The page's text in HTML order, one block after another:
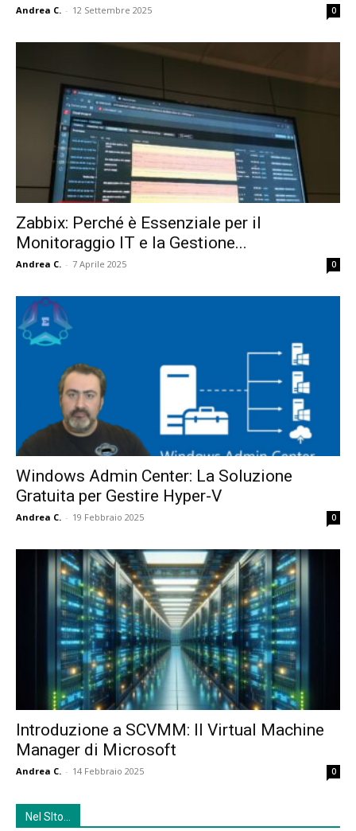
Andrea C. - 12 Settembre 2025 0
Zabbix: Perché è Essenziale per il
Monitoraggio IT e la Gestione...
Andrea C. - 7 Aprile 2025 0
Windows Admin Center: La Soluzione
Gratuita per Gestire Hyper-V
Andrea C. - 19 Febbraio 2025 0
Introduzione a SCVMM: Il Virtual Machine
Manager di Microsoft
Andrea C. - 14 Febbraio 2025 0
Nel SIto…